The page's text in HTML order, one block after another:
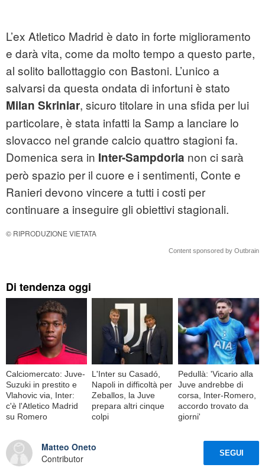
L’ex Atletico Madrid è dato in forte miglioramento
e darà vita, come da molto tempo a questo parte,
al solito ballottaggio con Bastoni. L’unico a
salvarsi da questa ondata di infortuni è stato
Milan Skriniar, sicuro titolare in una sfida per lui
particolare, è stata infatti la Samp a lanciare lo
slovacco nel grande calcio quattro stagioni fa.
Domenica sera in Inter-Sampdoria non ci sarà
però spazio per il cuore e i sentimenti, Conte e
Ranieri devono vincere a tutti i costi per
continuare a inseguire gli obiettivi stagionali.
© RIPRODUZIONE VIETATA
Content sponsored by Outbrain
Di tendenza oggi
Calciomercato: Juve-
Suzuki in prestito e
Vlahovic via, Inter:
c'è l'Atletico Madrid
su Romero
L'Inter su Casadó,
Napoli in difficoltà per
Zeballos, la Juve
prepara altri cinque
colpi
Pedullà: 'Vicario alla
Juve andrebbe di
corsa, Inter-Romero,
accordo trovato da
giorni'
Matteo Oneto
Contributor
SEGUI